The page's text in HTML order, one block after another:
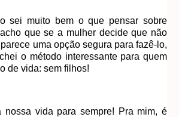
sei muito bem o que pensar sobre
que se a mulher decide que não
uma opção segura para fazê-lo,
o método interessante para quem
de vida: sem filhos!
nossa vida para sempre! Pra mim, é